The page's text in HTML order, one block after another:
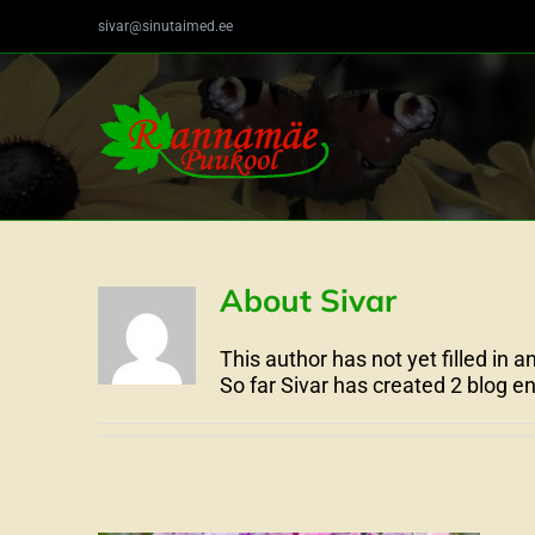
content
sivar@sinutaimed.ee
About Sivar
This author has not yet filled in
So far Sivar has created 2 blog